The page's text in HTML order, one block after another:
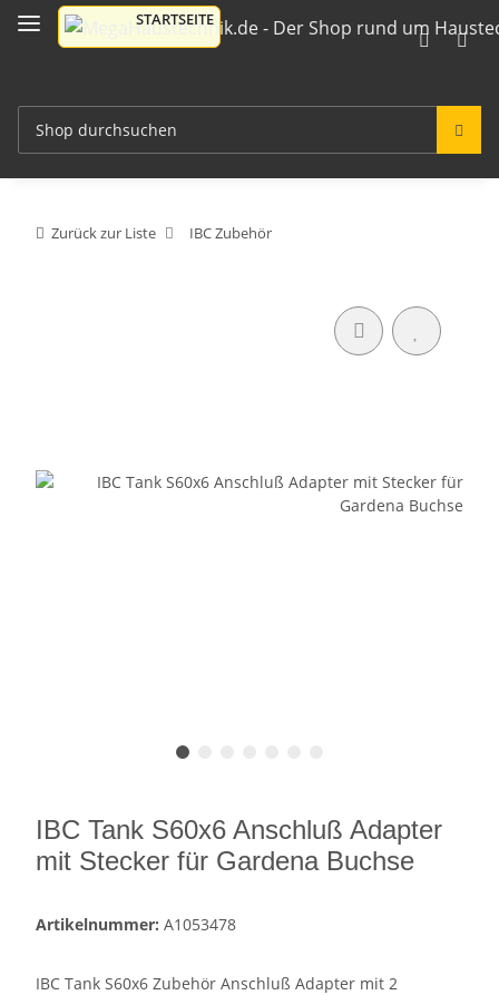
Zurück zur Liste IBC Zubehör
IBC Tank S60x6 Anschluß Adapter
mit Stecker für Gardena Buchse
Artikelnummer: A1053478
IBC Tank S60x6 Zubehör Anschluß Adapter mit 2